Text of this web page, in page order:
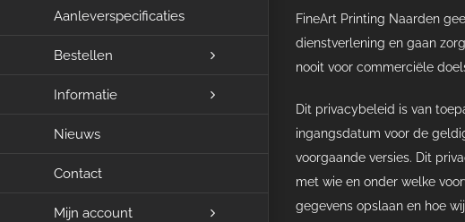
Aanleverspecificaties
Bestellen
Informatie
Nieuws
Contact
Mijn account
FineArt Printing Naarden
dienstverlening en gaan
nooit voor commerciële
Dit privacybeleid is van
ingangsdatum voor de
voorgaande versies. Dit
met wie en onder welke
gegevens opslaan en hoe